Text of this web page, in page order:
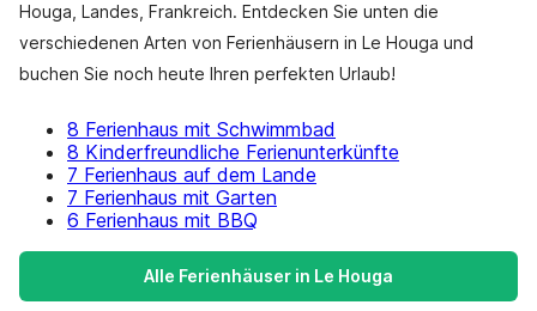
Houga, Landes, Frankreich. Entdecken Sie unten die
verschiedenen Arten von Ferienhäusern in Le Houga und
buchen Sie noch heute Ihren perfekten Urlaub!
8 Ferienhaus mit Schwimmbad
8 Kinderfreundliche Ferienunterkünfte
7 Ferienhaus auf dem Lande
7 Ferienhaus mit Garten
6 Ferienhaus mit BBQ
Alle Ferienhäuser in Le Houga